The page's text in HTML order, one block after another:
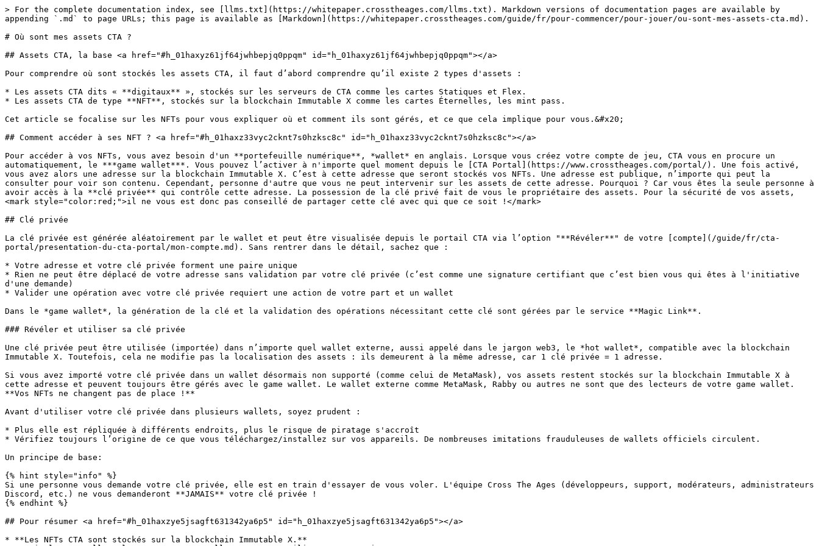
> For the complete documentation index, see [llms.txt](https://whitepaper.crosstheages.com/llms.txt). Markdown versions of documentation pages are available by
appending `.md` to page URLs; this page is available as [Markdown](https://whitepaper.crosstheages.com/guide/fr/pour-commencer/pour-jouer/ou-sont-mes-assets-cta.md).
# Où sont mes assets CTA ?
## Assets CTA, la base <a href="#h_01haxyz61jf64jwhbepjq0ppqm" id="h_01haxyz61jf64jwhbepjq0ppqm"></a>
Pour comprendre où sont stockés les assets CTA, il faut d’abord comprendre qu’il existe 2 types d'assets :
* Les assets CTA dits « **digitaux** », stockés sur les serveurs de CTA comme les cartes Statiques et Flex.
* Les assets CTA de type **NFT**, stockés sur la blockchain Immutable X comme les cartes Éternelles, les mint pass.
Cet article se focalise sur les NFTs pour vous expliquer où et comment ils sont gérés, et ce que cela implique pour vous.&#x20;
## Comment accéder à ses NFT ? <a href="#h_01haxz33vyc2cknt7s0hzksc8c" id="h_01haxz33vyc2cknt7s0hzksc8c"></a>
Pour accéder à vos NFTs, vous avez besoin d'un **portefeuille numérique**, *wallet* en anglais. Lorsque vous créez votre compte de jeu, CTA vous en procure un
automatiquement, le ***game wallet***. Vous pouvez l’activer à n'importe quel moment depuis le [CTA Portal](https://www.crosstheages.com/portal/). Une fois activé,
vous avez alors une adresse sur la blockchain Immutable X. C’est à cette adresse que seront stockés vos NFTs. Une adresse est publique, n’importe qui peut la
consulter pour voir son contenu. Cependant, personne d'autre que vous ne peut intervenir sur les assets de cette adresse. Pourquoi ? Car vous êtes la seule personne à
avoir accès à la **clé privée** qui contrôle cette adresse. La possession de la clé privé fait de vous le propriétaire des assets. Pour la sécurité de vos assets,
<mark style="color:red;">il ne vous est donc pas conseillé de partager cette clé avec qui que ce soit !</mark>
## Clé privée
La clé privée est générée aléatoirement par le wallet et peut être visualisée depuis le portail CTA via l’option "**Révéler**" de votre [compte](/guide/fr/cta-
portal/presentation-du-cta-portal/mon-compte.md). Sans rentrer dans le détail, sachez que :
* Votre adresse et votre clé privée forment une paire unique
* Rien ne peut être déplacé de votre adresse sans validation par votre clé privée (c’est comme une signature certifiant que c’est bien vous qui êtes à l'initiative
d'une demande)
* Valider une opération avec votre clé privée requiert une action de votre part et un wallet
Dans le *game wallet*, la génération de la clé et la validation des opérations nécessitant cette clé sont gérées par le service **Magic Link**.
### Révéler et utiliser sa clé privée
Une clé privée peut être utilisée (importée) dans n’importe quel wallet externe, aussi appelé dans le jargon web3, le *hot wallet*, compatible avec la blockchain
Immutable X. Toutefois, cela ne modifie pas la localisation des assets : ils demeurent à la même adresse, car 1 clé privée = 1 adresse.
Si vous avez importé votre clé privée dans un wallet désormais non supporté (comme celui de MetaMask), vos assets restent stockés sur la blockchain Immutable X à
cette adresse et peuvent toujours être gérés avec le game wallet. Le wallet externe comme MetaMask, Rabby ou autres ne sont que des lecteurs de votre game wallet.
**Vos NFTs ne changent pas de place !**
Avant d'utiliser votre clé privée dans plusieurs wallets, soyez prudent :
* Plus elle est répliquée à différents endroits, plus le risque de piratage s'accroît
* Vérifiez toujours l’origine de ce que vous téléchargez/installez sur vos appareils. De nombreuses imitations frauduleuses de wallets officiels circulent.
Un principe de base:
{% hint style="info" %}
Si une personne vous demande votre clé privée, elle est en train d'essayer de vous voler. L'équipe Cross The Ages (développeurs, support, modérateurs, administrateurs
Discord, etc.) ne vous demanderont **JAMAIS** votre clé privée !
{% endhint %}
## Pour résumer <a href="#h_01haxzye5jsagft631342ya6p5" id="h_01haxzye5jsagft631342ya6p5"></a>
* **Les NFTs CTA sont stockés sur la blockchain Immutable X.**